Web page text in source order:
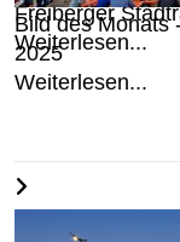
Freiberger
Weiterlesen...
Bild des Monats
2025
Weiterlesen...